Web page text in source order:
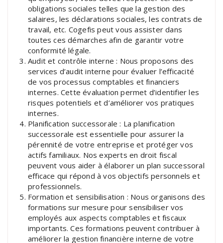
obligations sociales telles que la gestion des
salaires, les déclarations sociales, les contrats de
travail, etc. Cogefis peut vous assister dans
toutes ces démarches afin de garantir votre
conformité légale.
Audit et contrôle interne : Nous proposons des
services d’audit interne pour évaluer l’efficacité
de vos processus comptables et financiers
internes. Cette évaluation permet d’identifier les
risques potentiels et d’améliorer vos pratiques
internes.
Planification successorale : La planification
successorale est essentielle pour assurer la
pérennité de votre entreprise et protéger vos
actifs familiaux. Nos experts en droit fiscal
peuvent vous aider à élaborer un plan successoral
efficace qui répond à vos objectifs personnels et
professionnels.
Formation et sensibilisation : Nous organisons des
formations sur mesure pour sensibiliser vos
employés aux aspects comptables et fiscaux
importants. Ces formations peuvent contribuer à
améliorer la gestion financière interne de votre